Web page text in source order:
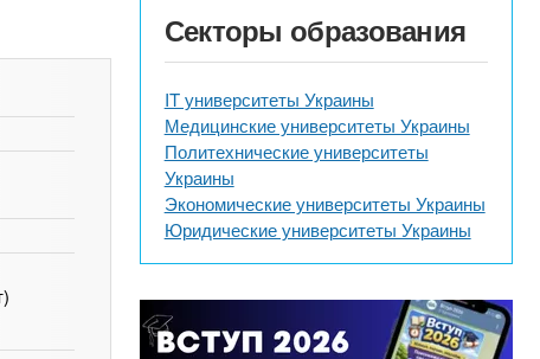
Секторы образования
IT университеты Украины
Медицинские университеты Украины
Политехнические университеты
Украины
Экономические университеты Украины
Юридические университеты Украины